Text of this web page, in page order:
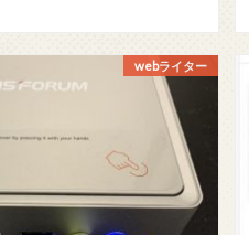
webライター